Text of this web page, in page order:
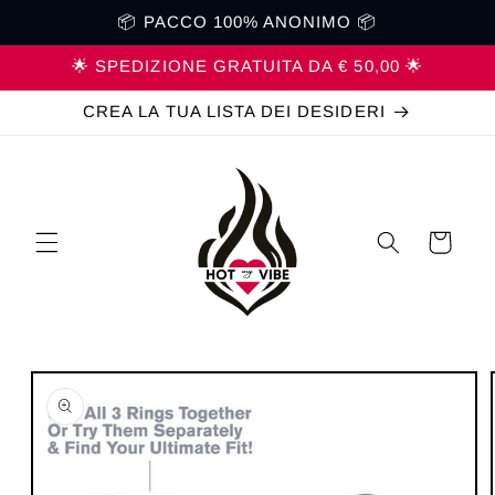
direttamente
ai contenuti
📦 PACCO 100% ANONIMO 📦
🌟 SPEDIZIONE GRATUITA DA € 50,00 🌟
CREA LA TUA LISTA DEI DESIDERI
Carrello
Passa alle
informazioni
sul prodotto